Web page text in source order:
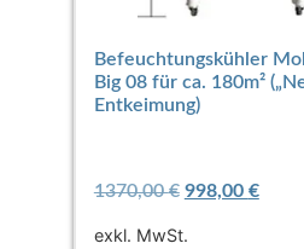
Befeuchtungskühler
Big 08 für ca. 180m²
Entkeimung)
1370,00€ 998,00 €
exkl. MwSt.